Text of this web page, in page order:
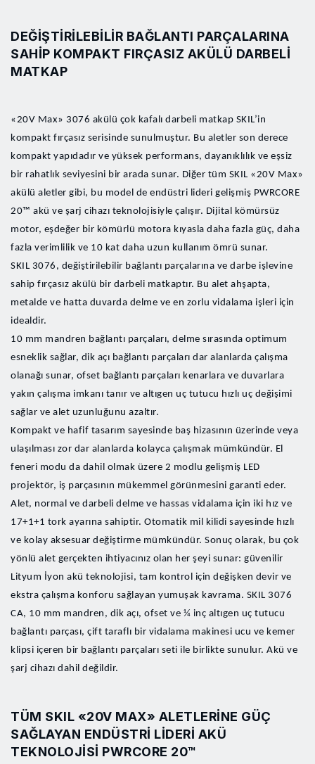
DEĞIŞTIRILEBILIR BAĞLANTI PARÇALARINA
SAHIP KOMPAKT FIRÇASIZ AKÜLÜ DARBELI
MATKAP
«20V Max» 3076 akülü çok kafalı darbeli matkap SKIL’in
kompakt fırçasız serisinde sunulmuştur. Bu aletler son derece
kompakt yapıdadır ve yüksek performans, dayanıklılık ve eşsiz
bir rahatlık seviyesini bir arada sunar. Diğer tüm SKIL «20V Max»
akülü aletler gibi, bu model de endüstri lideri gelişmiş PWRCORE
20™ akü ve şarj cihazı teknolojisiyle çalışır. Dijital kömürsüz
motor, eşdeğer bir kömürlü motora kıyasla daha fazla güç, daha
fazla verimlilik ve 10 kat daha uzun kullanım ömrü sunar.
SKIL 3076, değiştirilebilir bağlantı parçalarına ve darbe işlevine
sahip fırçasız akülü bir darbeli matkaptır. Bu alet ahşapta,
metalde ve hatta duvarda delme ve en zorlu vidalama işleri için
idealdir.
10 mm mandren bağlantı parçaları, delme sırasında optimum
esneklik sağlar, dik açı bağlantı parçaları dar alanlarda çalışma
olanağı sunar, ofset bağlantı parçaları kenarlara ve duvarlara
yakın çalışma imkanı tanır ve altıgen uç tutucu hızlı uç değişimi
sağlar ve alet uzunluğunu azaltır.
Kompakt ve hafif tasarım sayesinde baş hizasının üzerinde veya
ulaşılması zor dar alanlarda kolayca çalışmak mümkündür. El
feneri modu da dahil olmak üzere 2 modlu gelişmiş LED
projektör, iş parçasının mükemmel görünmesini garanti eder.
Alet, normal ve darbeli delme ve hassas vidalama için iki hız ve
17+1+1 tork ayarına sahiptir. Otomatik mil kilidi sayesinde hızlı
ve kolay aksesuar değiştirme mümkündür. Sonuç olarak, bu çok
yönlü alet gerçekten ihtiyacınız olan her şeyi sunar: güvenilir
Lityum İyon akü teknolojisi, tam kontrol için değişken devir ve
ekstra çalışma konforu sağlayan yumuşak kavrama. SKIL 3076
CA, 10 mm mandren, dik açı, ofset ve ¼ inç altıgen uç tutucu
bağlantı parçası, çift taraflı bir vidalama makinesi ucu ve kemer
klipsi içeren bir bağlantı parçaları seti ile birlikte sunulur. Akü ve
şarj cihazı dahil değildir.
TÜM SKIL «20V MAX» ALETLERINE GÜÇ
SAĞLAYAN ENDÜSTRI LIDERI AKÜ
TEKNOLOJISI PWRCORE 20™